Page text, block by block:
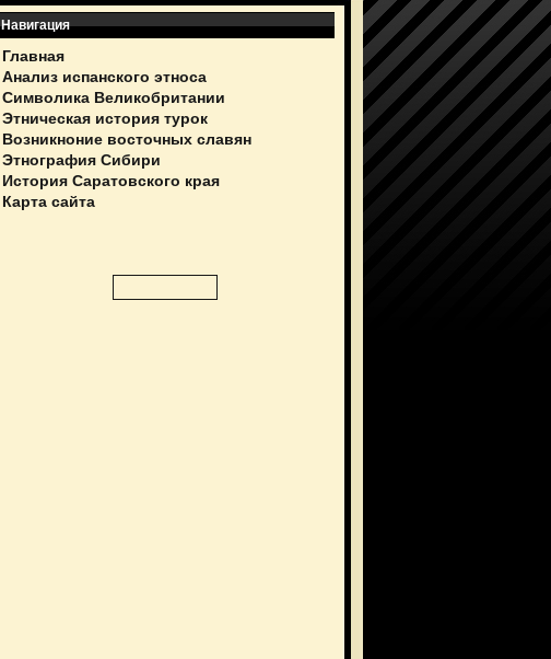
Навигация
Главная
Анализ испанского этноса
Символика Великобритании
Этническая история турок
Возникноние восточных славян
Этнография Сибири
История Саратовского края
Карта сайта